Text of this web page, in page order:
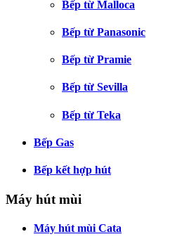
Bếp từ Malloca
Bếp từ Panasonic
Bếp từ Pramie
Bếp từ Sevilla
Bếp từ Teka
Bếp Gas
Bếp kết hợp hút
Máy hút mùi
Máy hút mùi Cata